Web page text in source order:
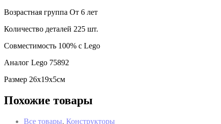
Возрастная группа От 6 лет
Количество деталей 225 шт.
Совместимость 100% с Lego
Аналог Lego 75892
Размер 26х19х5см
Похожие товары
Все товары, Конструкторы